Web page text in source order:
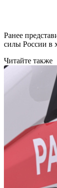
Ранее
силы России в
Читайте также